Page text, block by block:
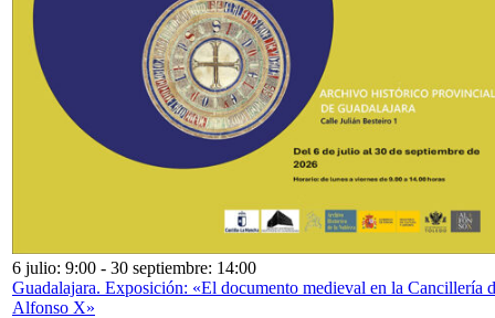
6 julio: 9:00 - 30 septiembre: 14:00
Guadalajara. Exposición: «El documento medieval en la Cancillería
Alfonso X»